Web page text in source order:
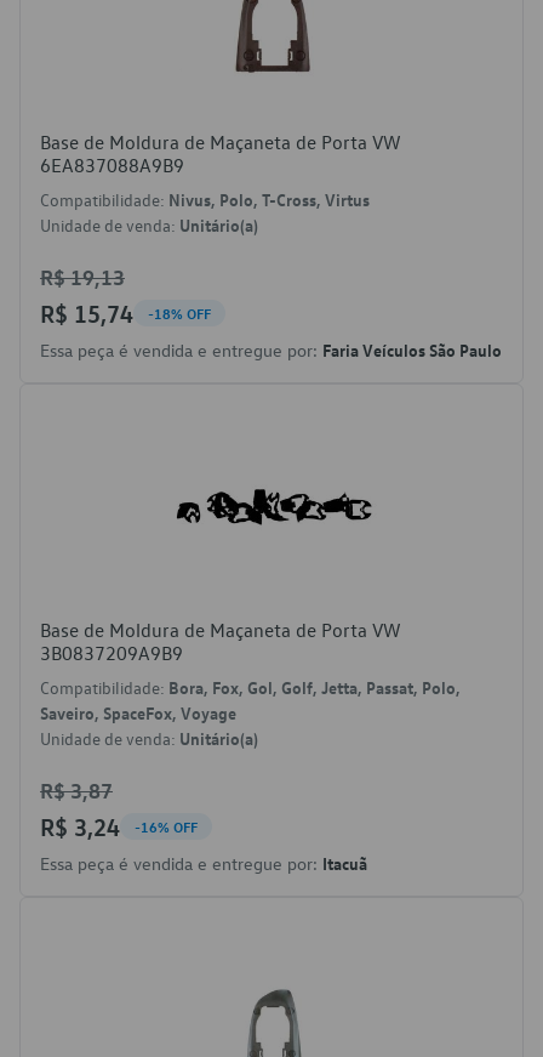
Base de Moldura de Maçaneta de Porta VW
6EA837088A9B9
Compatibilidade: Nivus, Polo, T-Cross, Virtus
Unidade de venda: Unitário(a)
R$ 19,13
R$ 15,74 -18% OFF
Essa peça é vendida e entregue por: Faria Veículos São Paulo
Base de Moldura de Maçaneta de Porta VW
3B0837209A9B9
Compatibilidade: Bora, Fox, Gol, Golf, Jetta, Passat, Polo,
Saveiro, SpaceFox, Voyage
Unidade de venda: Unitário(a)
R$ 3,87
R$ 3,24 -16% OFF
Essa peça é vendida e entregue por: Itacuã